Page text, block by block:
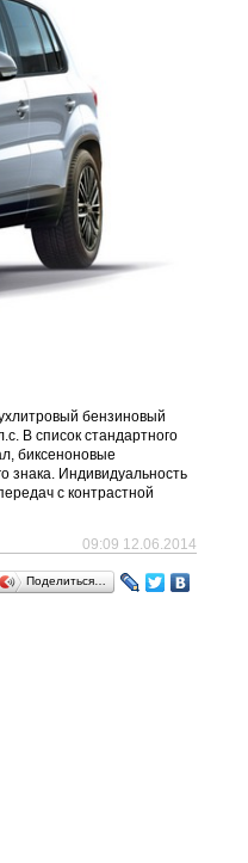
бензиновый
В список стандартного
биксеноновые
знака. Индивидуальность
с контрастной
09:09 12.06.2014
Поделиться…